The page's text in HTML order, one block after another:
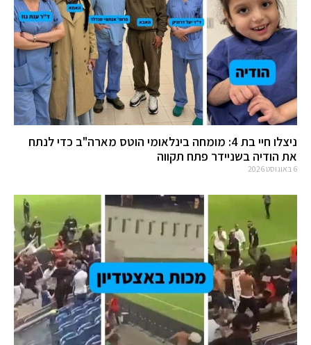
ניצלו חיי בת 4: מומחה בינלאומי הוטס מארה"ב כדי לנתח
את הודיה בשניידר פתח תקווה
6 באוגוסט 2026